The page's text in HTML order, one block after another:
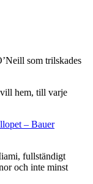
som trilskades
hem, till varje
– Bauer
fullständigt
och inte minst